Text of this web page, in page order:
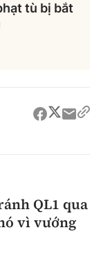
tù bị bắt
QL1 qua
vì vướng